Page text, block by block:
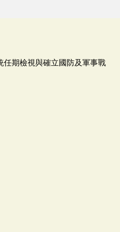
期檢視與確立國防及軍事戰